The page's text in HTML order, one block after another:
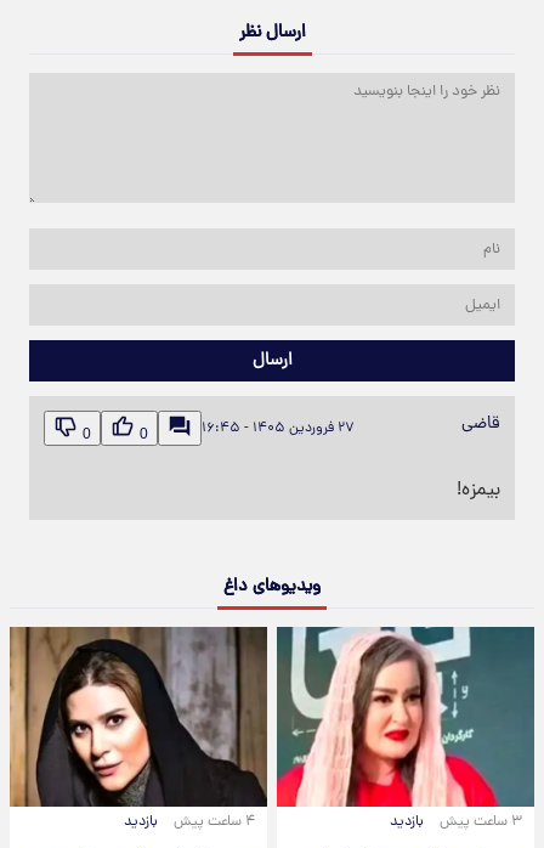
ارسال نظر
ارسال
قاضی ۲۷ فروردین ۱۴۰۵ - ۱۶:۴۵ 0
0
بیمزه!
ویدیوهای داغ
۳ ساعت پیش بازدید ۴ ساعت پیش بازدید